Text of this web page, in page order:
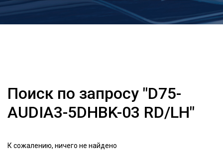
Поиск по запросу "D75-
AUDIA3-5DHBK-03 RD/LH"
К сожалению, ничего не найдено